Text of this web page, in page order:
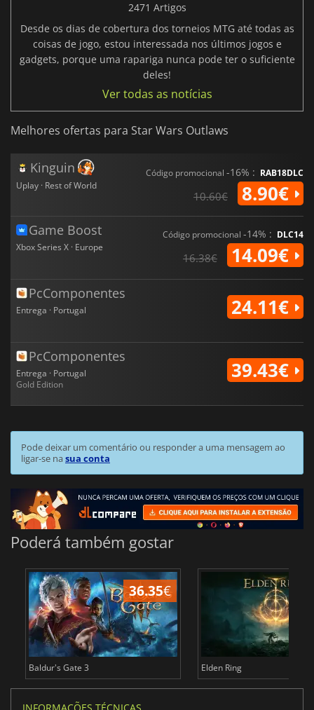
2471 Artigos
Desde os dias de cobertura dos torneios MTG até todas as
coisas de jogo, estou interessada nos últimos jogos e
gadgets, porque uma rapariga nunca pode ter o suficiente
deles!
Ver todas as notícias
Melhores ofertas para Star Wars Outlaws
Kinguin
Uplay · Rest of World
Código promocional -16% : RAB18DLC
10.60€ 8.90€
Game Boost
Xbox Series X · Europe
Código promocional -14% : DLC14
16.38€ 14.09€
PcComponentes
Entrega · Portugal 24.11€
PcComponentes
Entrega · Portugal
Gold Edition
39.43€
Pode deixar um comentário ou responder a uma mensagem ao
ligar-se nasua conta
Poderá também gostar
36.35€
Baldur's Gate 3 Elden Ring